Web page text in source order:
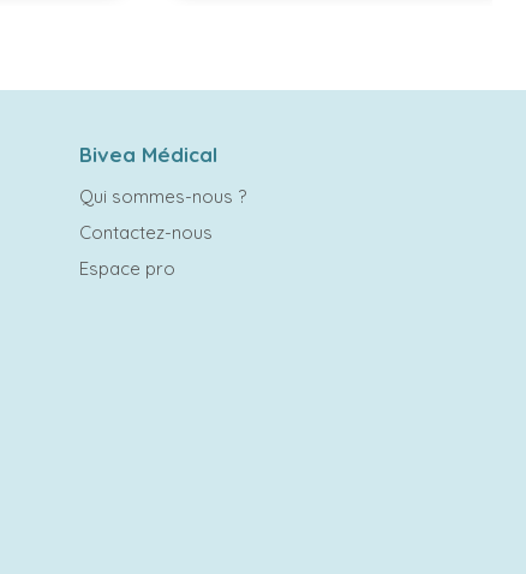
Bivea Médical
Qui sommes-nous ?
Contactez-nous
Espace pro